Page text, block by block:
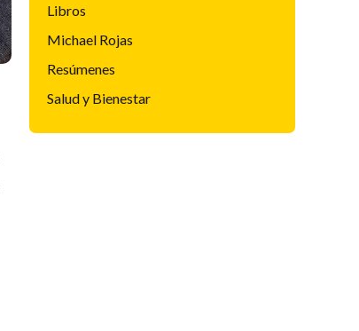
Libros
Michael Rojas
Resúmenes
Salud y Bienestar